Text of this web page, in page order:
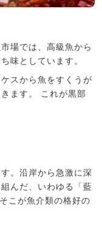
場では、高級魚から
味としています。
スから魚をすくうが
ます。 これが黒部
。沿岸から急激に深
んだ、いわゆる「藍
こが魚介類の格好の